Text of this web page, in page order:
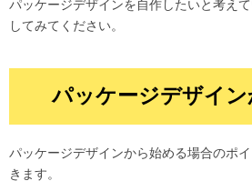
パッケージデザインを自作したいと考え
してみてください。
パッケージデザイン
パッケージデザインから始める場合のポ
きます。